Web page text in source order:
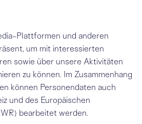
Plattformen und anderen
um mit interessierten
sowie über unsere Aktivitäten
zu können. Im Zusammenhang
können Personendaten auch
und des Europäischen
bearbeitet werden.